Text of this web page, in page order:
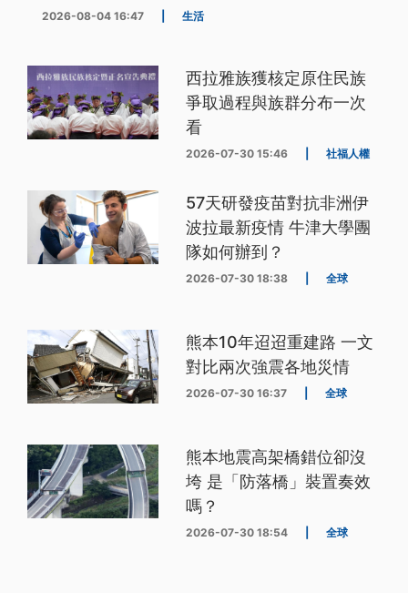
2026-08-04 16:47 生活
西拉雅族獲核定原住民族
爭取過程與族群分布一次
看
2026-07-30 15:46 社福人權
57天研發疫苗對抗非洲伊
波拉最新疫情 牛津大學團
隊如何辦到？
2026-07-30 18:38 全球
熊本10年迢迢重建路 一文
對比兩次強震各地災情
2026-07-30 16:37 全球
熊本地震高架橋錯位卻沒
垮 是「防落橋」裝置奏效
嗎？
2026-07-30 18:54 全球